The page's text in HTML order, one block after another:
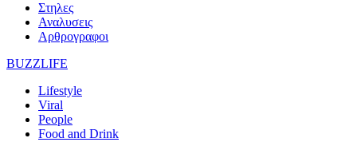
Στηλες
Αναλυσεις
Αρθρογραφοι
BUZZLIFE
Lifestyle
Viral
People
Food and Drink